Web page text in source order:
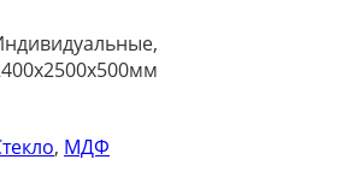
, МДФ